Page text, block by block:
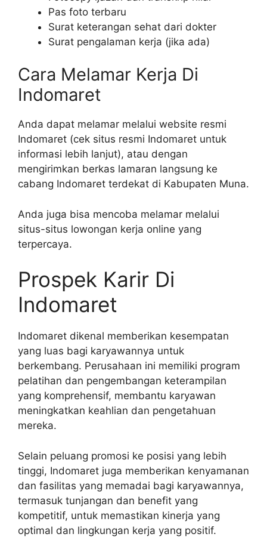
Pas foto terbaru
Surat keterangan sehat dari dokter
Surat pengalaman kerja (jika ada)
Cara Melamar Kerja Di
Indomaret
Anda dapat melamar melalui website resmi
Indomaret (cek situs resmi Indomaret untuk
informasi lebih lanjut), atau dengan
mengirimkan berkas lamaran langsung ke
cabang Indomaret terdekat di Kabupaten Muna.
Anda juga bisa mencoba melamar melalui
situs-situs lowongan kerja online yang
terpercaya.
Prospek Karir Di
Indomaret
Indomaret dikenal memberikan kesempatan
yang luas bagi karyawannya untuk
berkembang. Perusahaan ini memiliki program
pelatihan dan pengembangan keterampilan
yang komprehensif, membantu karyawan
meningkatkan keahlian dan pengetahuan
mereka.
Selain peluang promosi ke posisi yang lebih
tinggi, Indomaret juga memberikan kenyamanan
dan fasilitas yang memadai bagi karyawannya,
termasuk tunjangan dan benefit yang
kompetitif, untuk memastikan kinerja yang
optimal dan lingkungan kerja yang positif.